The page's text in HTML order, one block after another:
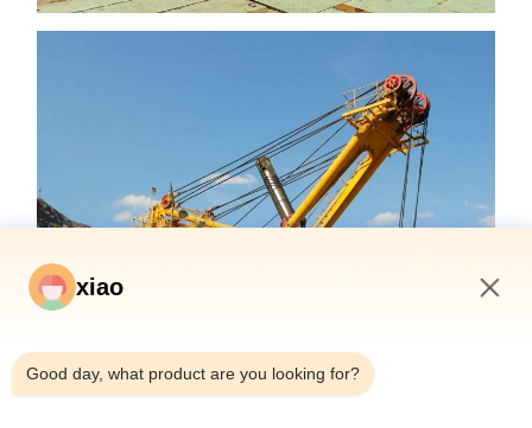
xiao
Good day, what product are you looking for?